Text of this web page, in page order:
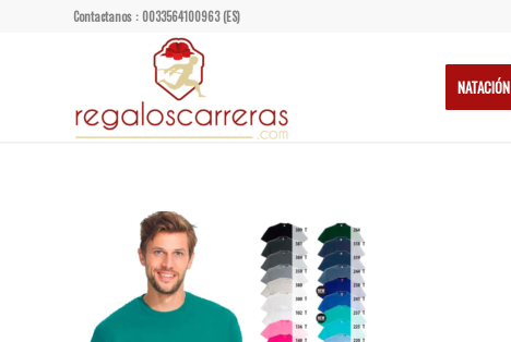
Contactanos : 0033564100963 (ES)
NATACIÓN